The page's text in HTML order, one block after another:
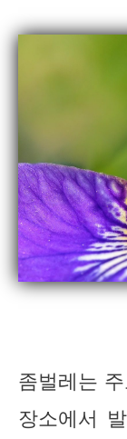
좀벌레는
장소에서